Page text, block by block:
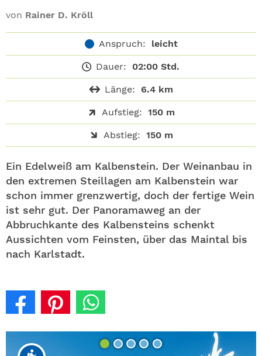
von Rainer D. Kröll
Anspruch: leicht
Dauer: 02:00 Std.
Länge: 6.4 km
Aufstieg: 150 m
Abstieg: 150 m
Ein Edelweiß am Kalbenstein. Der Weinanbau in
den extremen Steillagen am Kalbenstein war
schon immer grenzwertig, doch der fertige Wein
ist sehr gut. Der Panoramaweg an der
Abbruchkante des Kalbensteins schenkt
Aussichten vom Feinsten, über das Maintal bis
nach Karlstadt.
SHOP